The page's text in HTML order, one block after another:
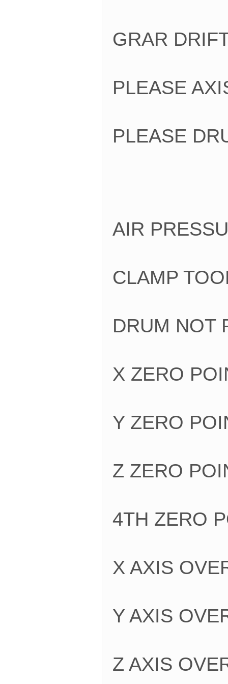
GRAR
PLEASE
PLEASE
AIR
CLAMP
DRUM NOT
X ZERO
Y ZERO
Z ZERO
4TH ZERO
X AXIS
Y AXIS
Z AXIS